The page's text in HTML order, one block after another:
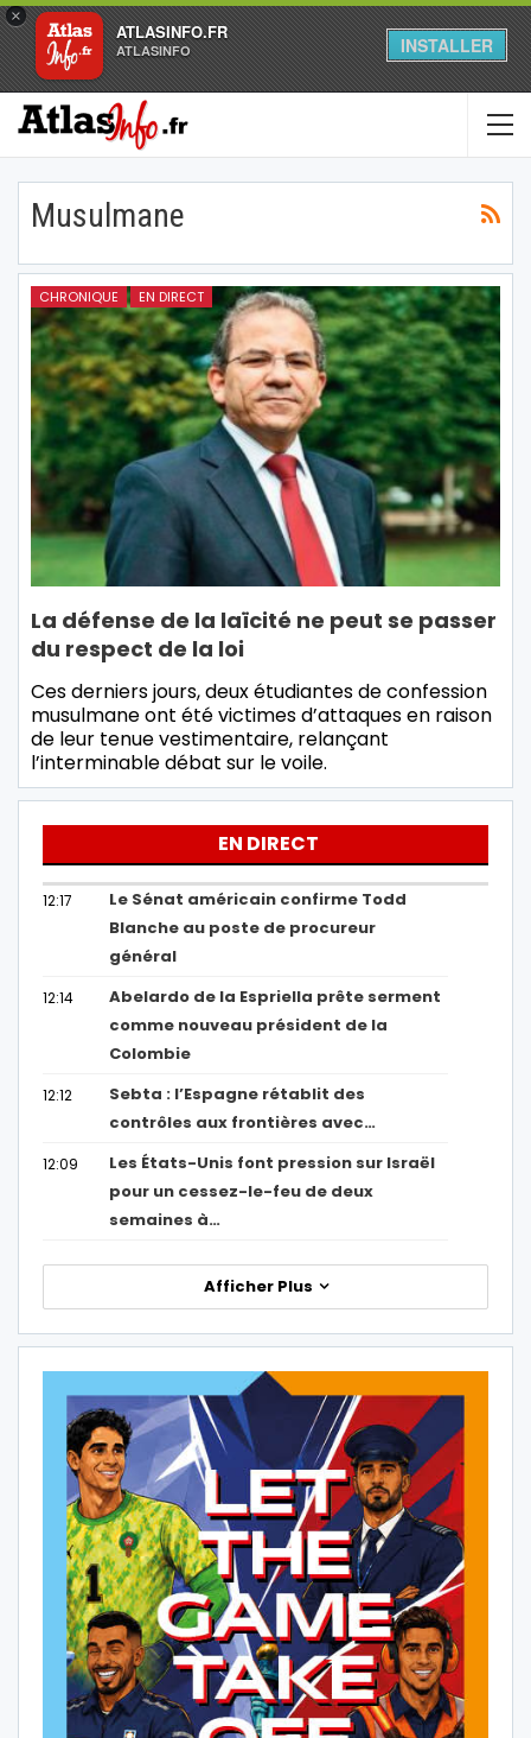
×
ATLASINFO.FR
ATLASINFO INSTALLER
Musulmane
CHRONIQUE EN DIRECT
La défense de la laïcité ne peut se passer
du respect de la loi
Ces derniers jours, deux étudiantes de confession
musulmane ont été victimes d’attaques en raison
de leur tenue vestimentaire, relançant
l’interminable débat sur le voile.
EN DIRECT
12:17
Le Sénat américain confirme Todd
Blanche au poste de procureur
général
12:14
Abelardo de la Espriella prête serment
comme nouveau président de la
Colombie
12:12
Sebta : l’Espagne rétablit des
contrôles aux frontières avec…
12:09
Les États-Unis font pression sur Israël
pour un cessez-le-feu de deux
semaines à…
Afficher Plus